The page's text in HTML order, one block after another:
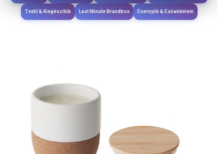
Textil & Kiegészítők Last Minute Brandbox Esernyők & Esővédelem